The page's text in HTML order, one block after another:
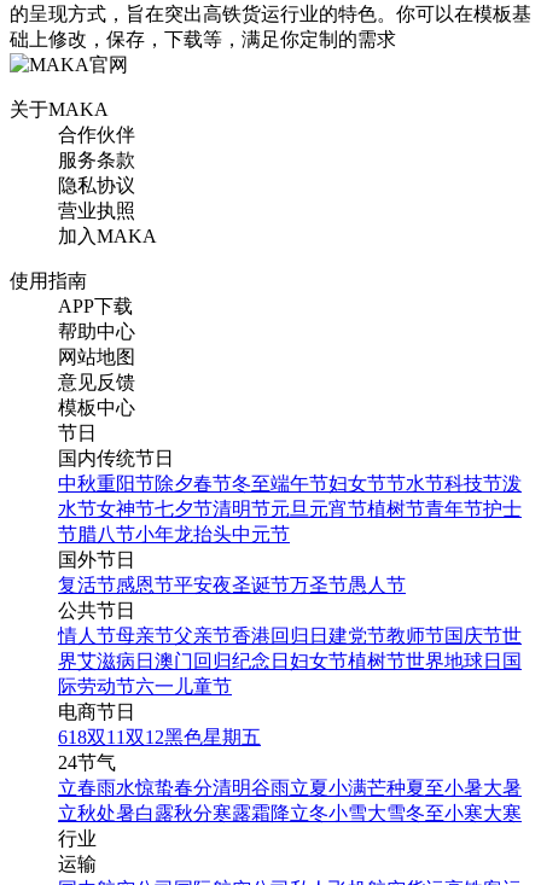
的呈现方式，旨在突出高铁货运行业的特色。你可以在模板基
础上修改，保存，下载等，满足你定制的需求
关于MAKA
合作伙伴
服务条款
隐私协议
营业执照
加入MAKA
使用指南
APP下载
帮助中心
网站地图
意见反馈
模板中心
节日
国内传统节日
中秋重阳节除夕春节冬至端午节妇女节节水节科技节泼
水节女神节七夕节清明节元旦 元宵节植树节青年节护士
节腊八节小年龙抬头中元节
国外节日
复活节感恩节平安夜圣诞节万圣节愚人节
公共节日
情人节母亲节父亲节香港回归日 建党节教师节国庆节世
界艾滋病日 澳门回归纪念日 妇女节植树节世界地球日 国
际劳动节六一儿童节
电商节日
618双11双12黑色星期五
24节气
立春雨水惊蛰春分清明谷雨立夏小满芒种夏至小暑大暑
立秋处暑白露秋分寒露霜降立冬小雪大雪冬至小寒大寒
行业
运输